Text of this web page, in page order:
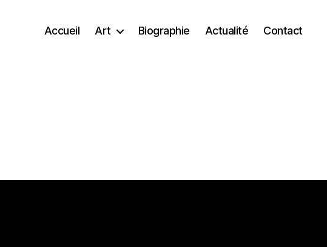
Accueil Art Biographie Actualité Contact